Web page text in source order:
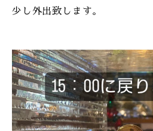
少し外出致します。